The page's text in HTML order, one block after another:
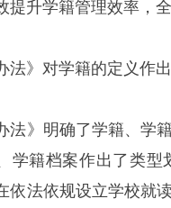
提升学籍管理效率，
法》对学籍的定义作
法》明确了学籍、学
学籍档案作出了类型
依法依规设立学校就